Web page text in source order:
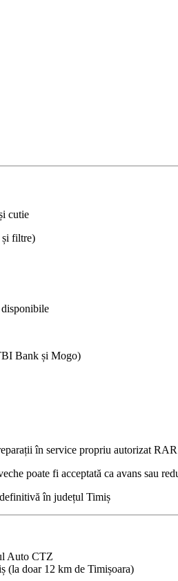
cutie
și filtre)
Bank și Mogo)
în service propriu autorizat RAR
poate fi acceptată ca avans sau
în județul Timiș
Auto CTZ
(la doar 12 km de Timișoara)